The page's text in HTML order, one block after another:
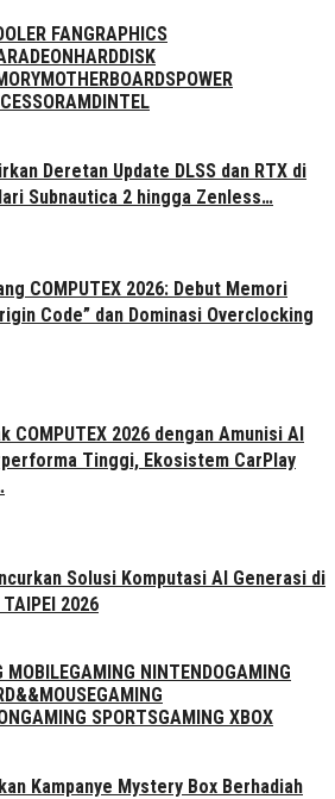
FAN GRAPHICS
RADEON HARDDISK
MOTHERBOARDSPOWER
AMD INTEL
Deretan Update DLSS dan RTX di
Subnautica 2 hingga Zenless…
COMPUTEX 2026: Debut Memori
Code” dan Dominasi Overclocking
COMPUTEX 2026 dengan Amunisi AI
Tinggi, Ekosistem CarPlay
Solusi Komputasi AI Generasi di
TAIPEI 2026
MOBILEGAMING NINTENDOGAMING
GAMING
GAMING SPORTSGAMING XBOX
Kampanye Mystery Box Berhadiah